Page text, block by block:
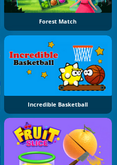
Forest Match
Incredible Basketball